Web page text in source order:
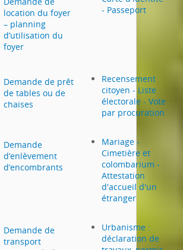
location du foyer
– planning
d’utilisation du
foyer
- Passeport
Demande de prêt
de tables ou de
chaises
Recensement
citoyen - Liste
électorale - Vote
par procuration
Demande
d’enlèvement
d’encombrants
Mariage -
Cimetière et
colombarium -
Attestation
d'accueil d'un
étranger
Demande de
transport
Urbanisme :
déclaration de